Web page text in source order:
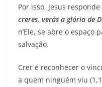
Por isso, Jesus
creres, verás a glória de
n’Ele, se abre o espaço
salvação.
Crer é reconhecer o
a quem ninguém viu